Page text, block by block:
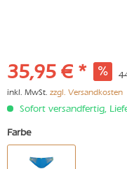
35,95 € *
inkl. MwSt. zzgl. Versandkosten
Sofort versandfertig,
Farbe